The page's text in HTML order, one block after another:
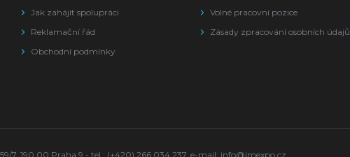
Jak zahájit spolupráci
Reklamační řád
Obchodní podmínky
Volné pracovní pozice
Zásady zpracování osobních údajů
7, 190 00 Praha 9 - tel.: (+420) 266 034 237, e-mail: info@imexpo.cz